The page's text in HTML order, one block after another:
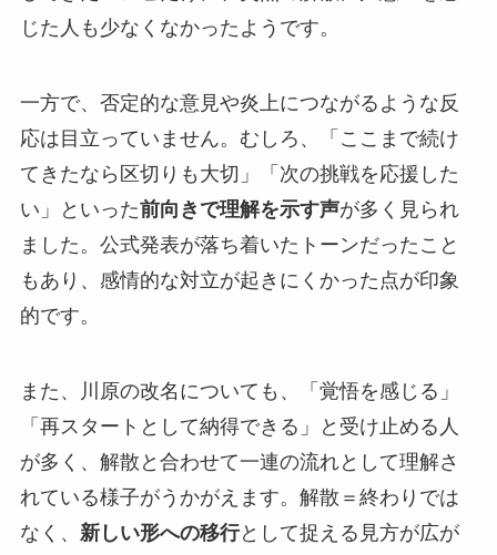
じた人も少なくなかったようです。
一方で、否定的な意見や炎上につながるような反
応は目立っていません。むしろ、「ここまで続け
てきたなら区切りも大切」「次の挑戦を応援した
い」といった前向きで理解を示す声が多く見られ
ました。公式発表が落ち着いたトーンだったこと
もあり、感情的な対立が起きにくかった点が印象
的です。
また、川原の改名についても、「覚悟を感じる」
「再スタートとして納得できる」と受け止める人
が多く、解散と合わせて一連の流れとして理解さ
れている様子がうかがえます。解散＝終わりでは
なく、 新しい形への移行として捉える見方が広が